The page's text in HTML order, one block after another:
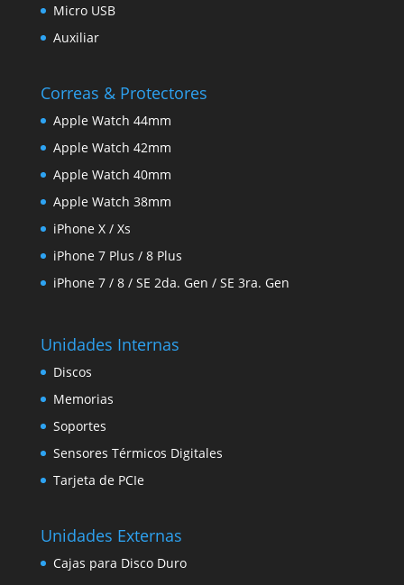
Micro USB
Auxiliar
Correas & Protectores
Apple Watch 44mm
Apple Watch 42mm
Apple Watch 40mm
Apple Watch 38mm
iPhone X / Xs
iPhone 7 Plus / 8 Plus
iPhone 7 / 8 / SE 2da. Gen / SE 3ra. Gen
Unidades Internas
Discos
Memorias
Soportes
Sensores Térmicos Digitales
Tarjeta de PCIe
Unidades Externas
Cajas para Disco Duro